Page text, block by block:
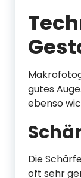
gutes
ebenso
Die
oft sehr